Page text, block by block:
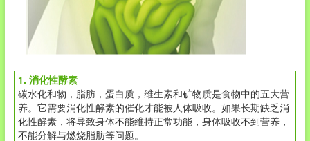
1. 消化性酵素
碳水化和物，脂肪，蛋白质，维生素和矿物质是食物中的五大营
养。它需要消化性酵素的催化才能被人体吸收。如果长期缺乏消
化性酵素，将导致身体不能维持正常功能，身体吸收不到营养，
不能分解与燃烧脂肪等问题。